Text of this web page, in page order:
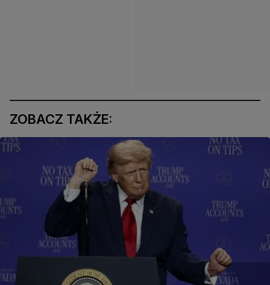
ZOBACZ TAKŻE: